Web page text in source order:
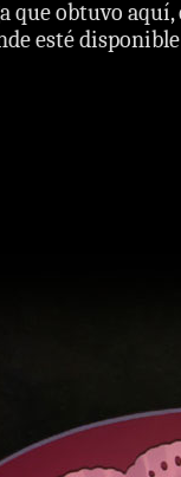
que obtuvo
esté